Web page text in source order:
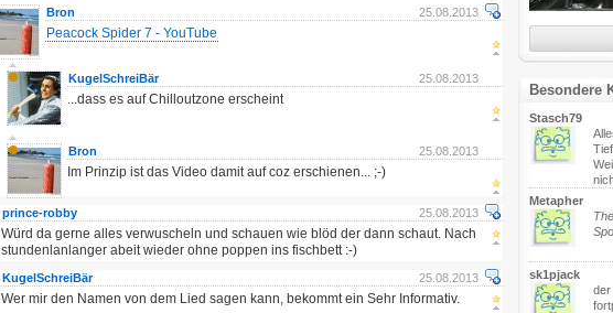
25.08.2013
Bron
Peacock Spider 7 - YouTube
25.08.2013
KugelSchreiBär
...dass es auf Chilloutzone erscheint
25.08.2013
Bron
Im Prinzip ist das Video damit auf coz erschienen... ;-)
25.08.2013
prince-robby
Würd da gerne alles verwuscheln und schauen wie blöd der dann schaut. Nach
stundenlanlanger abeit wieder ohne poppen ins fischbett :-)
25.08.2013
KugelSchreiBär
Wer mir den Namen von dem Lied sagen kann, bekommt ein Sehr Informativ.
Besondere
Stasch79
Metapher
sk1pjack
der